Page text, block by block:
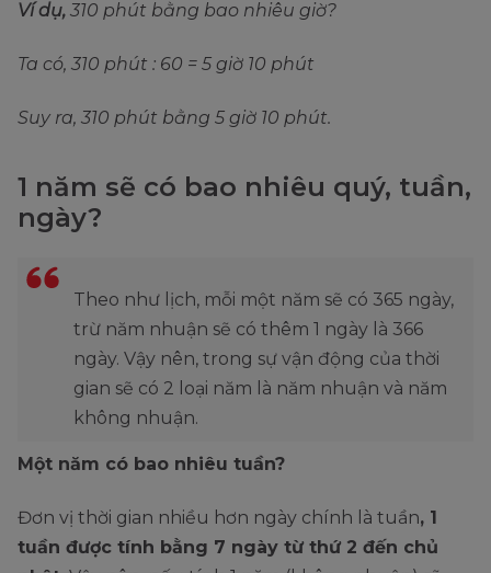
Ví dụ, 310 phút bằng bao nhiêu giờ?
Ta có, 310 phút : 60 = 5 giờ 10 phút
Suy ra, 310 phút bằng 5 giờ 10 phút.
1 năm sẽ có bao nhiêu quý, tuần,
ngày?
Theo như lịch, mỗi một năm sẽ có 365 ngày,
trừ năm nhuận sẽ có thêm 1 ngày là 366
ngày. Vậy nên, trong sự vận động của thời
gian sẽ có 2 loại năm là năm nhuận và năm
không nhuận.
Một năm có bao nhiêu tuần?
Đơn vị thời gian nhiều hơn ngày chính là tuần, 1
tuần được tính bằng 7 ngày từ thứ 2 đến chủ